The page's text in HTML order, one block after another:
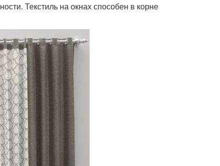
Текстиль на окнах способен в корне